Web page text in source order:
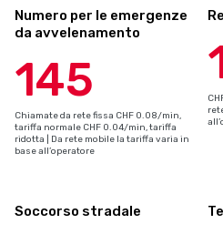
Numero per le emergenze
da avvelenamento
145
Chiamate da rete fissa CHF 0.08/min,
tariffa normale CHF 0.04/min, tariffa
ridotta | Da rete mobile la tariffa varia in
base all’operatore
Soccorso stradale